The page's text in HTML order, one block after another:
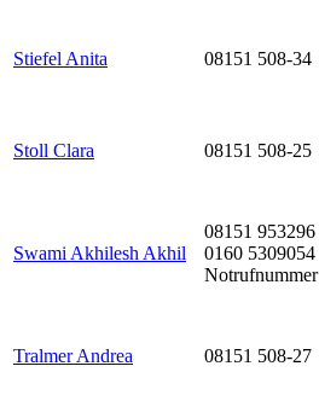
Stiefel Anita 08151 508-34
Stoll Clara 08151 508-25
Swami Akhilesh Akhil
08151 953296
0160 5309054
Notrufnummer
Tralmer Andrea 08151 508-27